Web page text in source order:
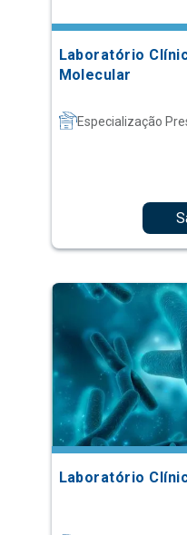
Laboratório
Molecular
Especialização
Laboratório